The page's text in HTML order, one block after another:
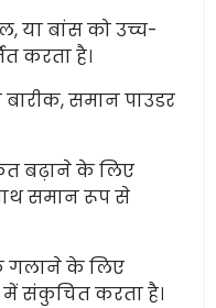
या बांस को उच्च-
करता है।
समान पाउडर
बढ़ाने के लिए
समान रूप से
गलाने के लिए
में संकुचित करता है।